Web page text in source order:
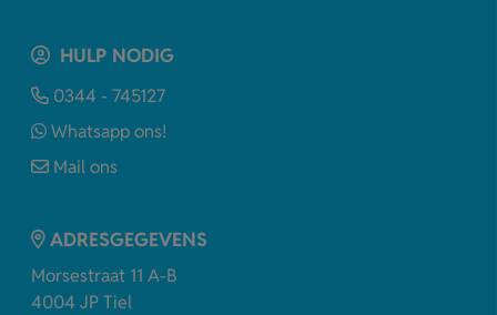
HULP NODIG
0344 - 745127
Whatsapp ons!
Mail ons
ADRESGEGEVENS
Morsestraat 11 A-B
4004 JP Tiel